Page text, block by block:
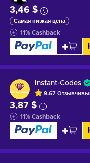
3,46 $
Самая низкая цена
11% Cashback
Instant-Codes
9.67
3,87 $
11% Cashback